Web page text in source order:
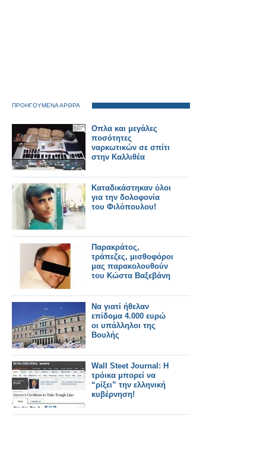
ΠΡΟΗΓΟΥΜΕΝΑ ΑΡΘΡΑ
Οπλα και μεγάλες
ποσότητες
ναρκωτικών σε σπίτι
στην Καλλιθέα
Καταδικάστηκαν όλοι
για την δολοφονία
του Φιλόπουλου!
Παρακράτος,
τράπεζες, μισθοφόροι
μας παρακολουθούν
του Κώστα Βαξεβάνη
Να γιατί ήθελαν
επίδομα 4.000 ευρώ
οι υπάλληλοι της
Βουλής
Wall Steet Journal: Η
τρόικα μπορεί να
“ρίξει” την ελληνική
κυβέρνηση!